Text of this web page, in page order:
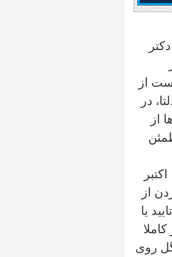
از
در
از
پاسپورت واکسیناسیون انتاریو با نام برنامه "وریفای انتاریو" که بی‌سر و صدا روز پنجشنبه ۱۴ اکتبر
از
یا
دسترسی آنها توسط بیزینس‌ها تا ۲۲ اکتبر کاملا
روی